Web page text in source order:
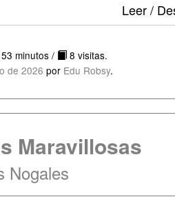
Leer /
minutos /
8 visitas.
de 2026 por Edu Robsy.
Maravillosas
Nogales